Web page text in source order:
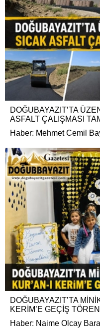
DOĞUBAYAZIT’TA
ASFALT ÇALIŞMASI
Haber: Mehmet Cemil
DOĞUBAYAZIT’TA
KERİM’E GEÇİŞ TÖRENİ
Haber: Naime Olcay